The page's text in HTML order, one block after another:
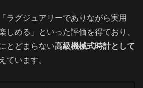
ラグジュアリーでありながら実用
しめる」といった評価を得ており、
とどまらない高級機械式時計として
ています。